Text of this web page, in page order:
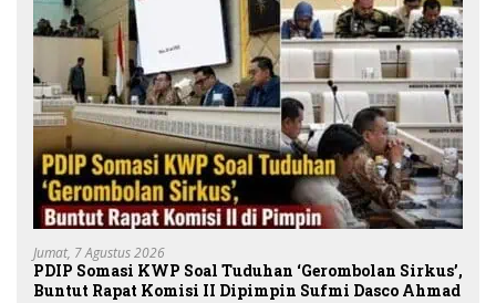
Jumat, 7 Agustus 2026
PDIP Somasi KWP Soal Tuduhan ‘Gerombolan Sirkus’,
Buntut Rapat Komisi II Dipimpin Sufmi Dasco Ahmad